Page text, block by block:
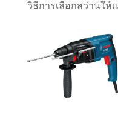
วิธีการเลือกสว่านให้